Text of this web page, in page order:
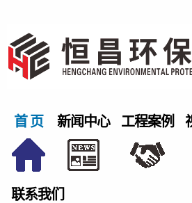
首 页 新闻中心 工程案例
联系我们